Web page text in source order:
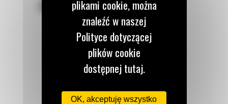
POZOSTAŃMY W KONTAKCIE
Zadzwoń do nas
122 100 122
plikami cookie, można
znaleźć w naszej
Polityce dotyczącej
plików cookie
dostępnej tutaj.
OK, akceptuję wszystko